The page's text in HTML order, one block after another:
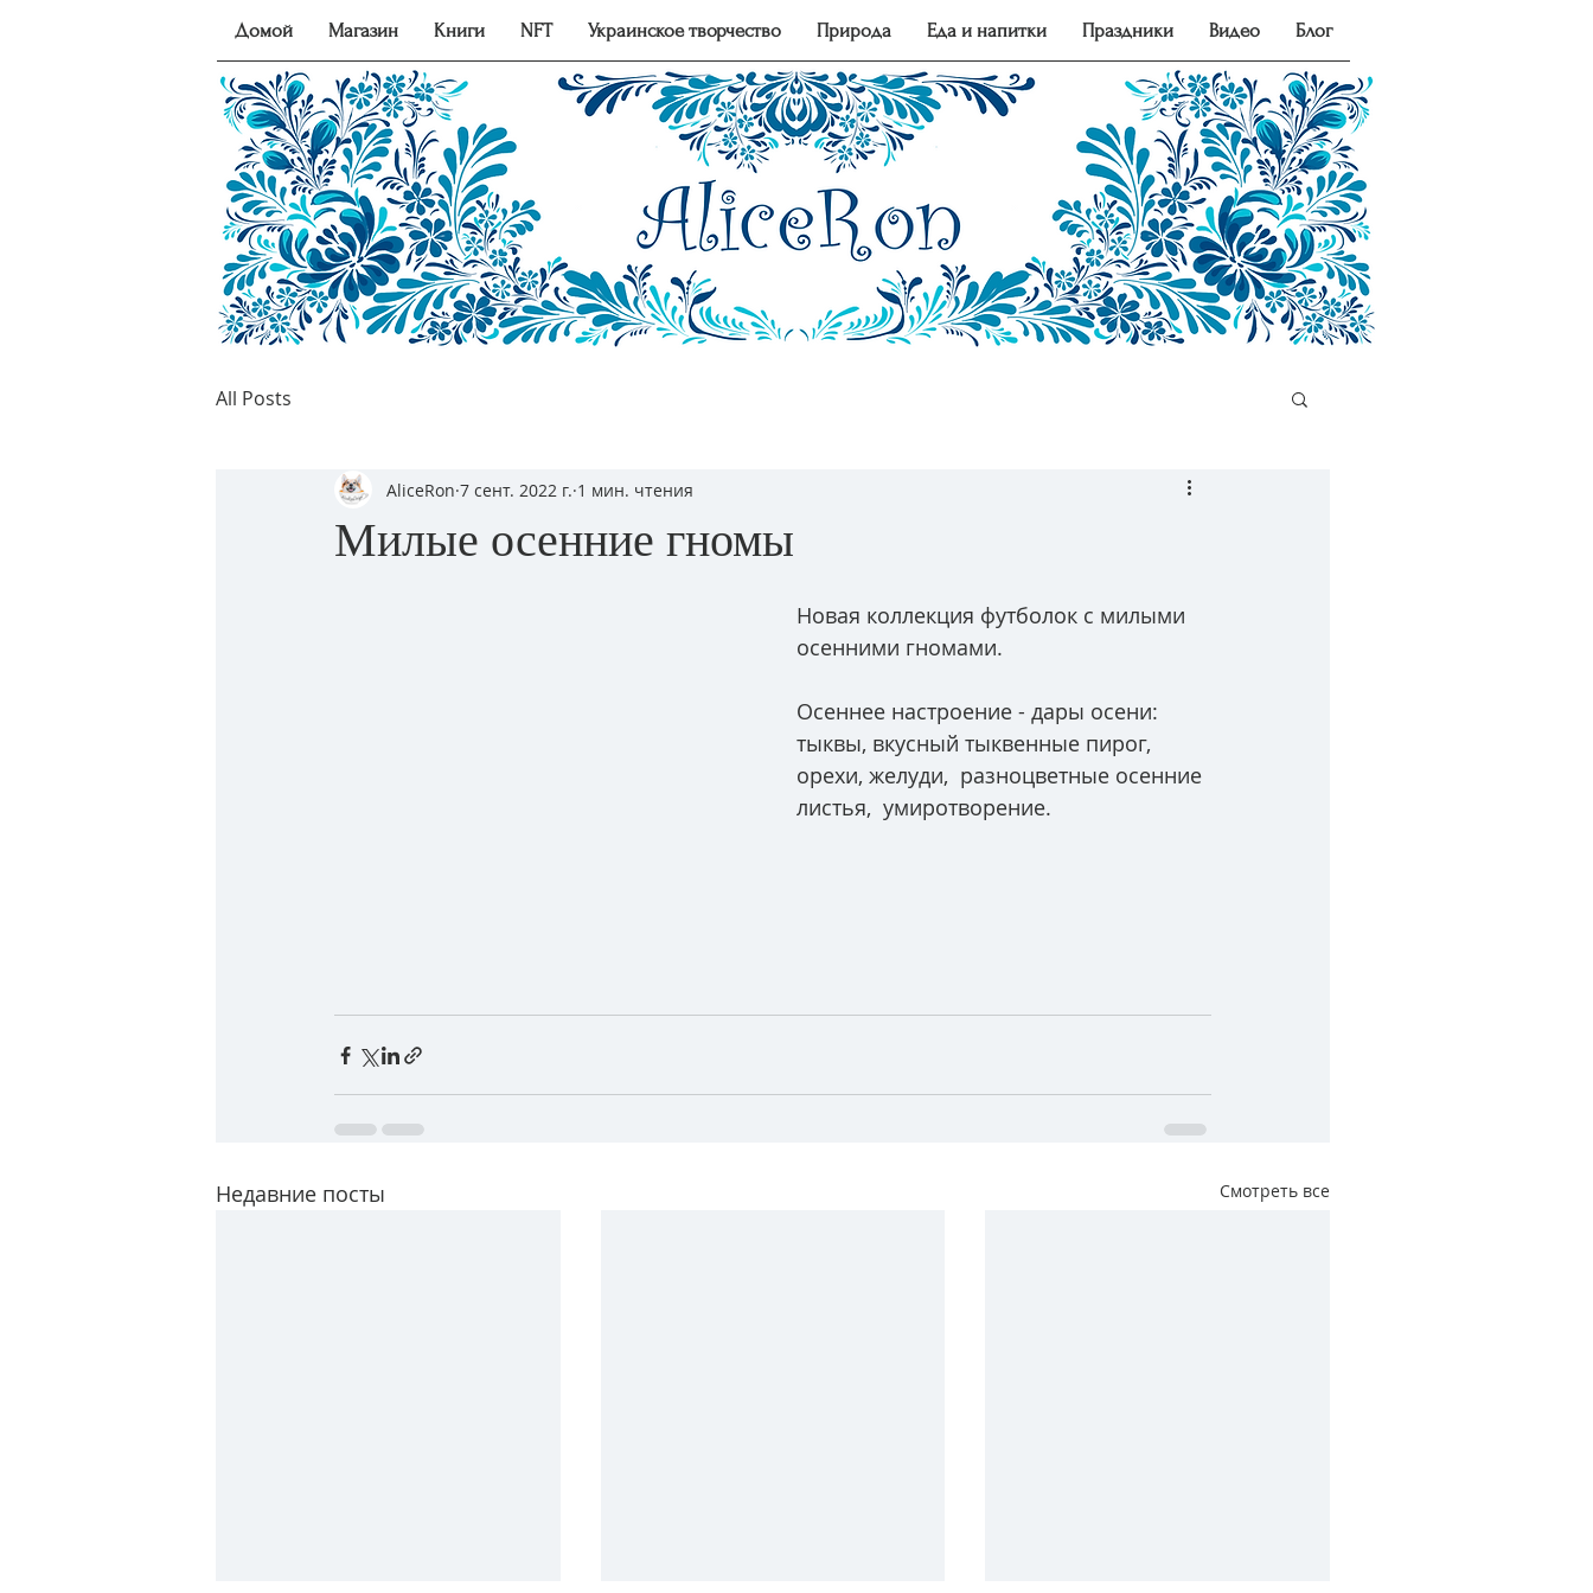
Домой Магазин Книги NFT Украинское творчество Природа Еда и напитки Праздники Видео Блог
All Posts
Милые осенние гномы
AliceRon 7 сент. 2022 г. 1 мин. чтения
Новая коллекция футболок с милыми
осенними гномами.
Осеннее настроение - дары осени:
тыквы, вкусный тыквенные пирог,
орехи, желуди,  разноцветные осенние
листья,  умиротворение.
Недавние посты Смотреть все